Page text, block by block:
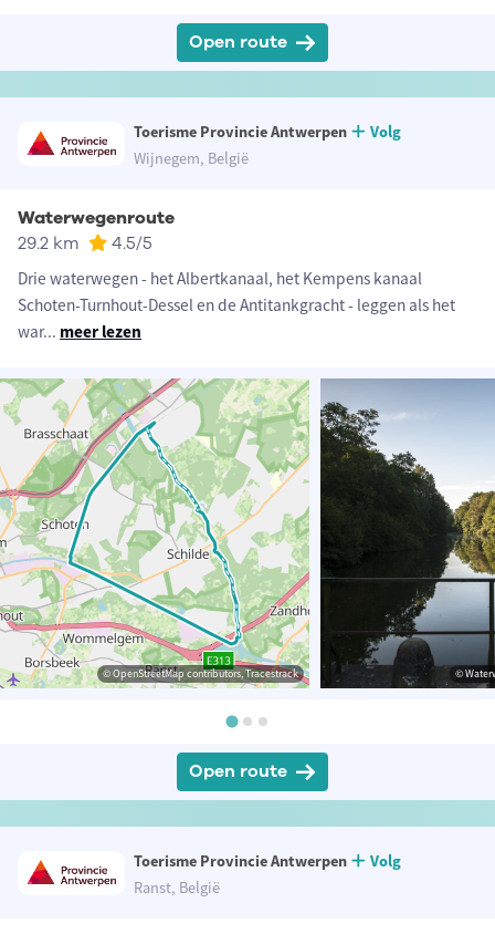
Open route
Toerisme Provincie Antwerpen
Volg
Wijnegem, België
Waterwegenroute
29.2 km 4.5/5
Drie waterwegen - het Albertkanaal, het Kempens kanaal
Schoten-Turnhout-Dessel en de Antitankgracht - leggen als het
war... meer lezen
© OpenStreetMap contributors, Tracestrack ©
Open route
Toerisme Provincie Antwerpen
Volg
Ranst, België